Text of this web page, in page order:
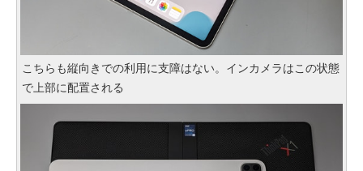
こちらも縦向きでの利用に支障はない。インカメラはこの状態
で上部に配置される